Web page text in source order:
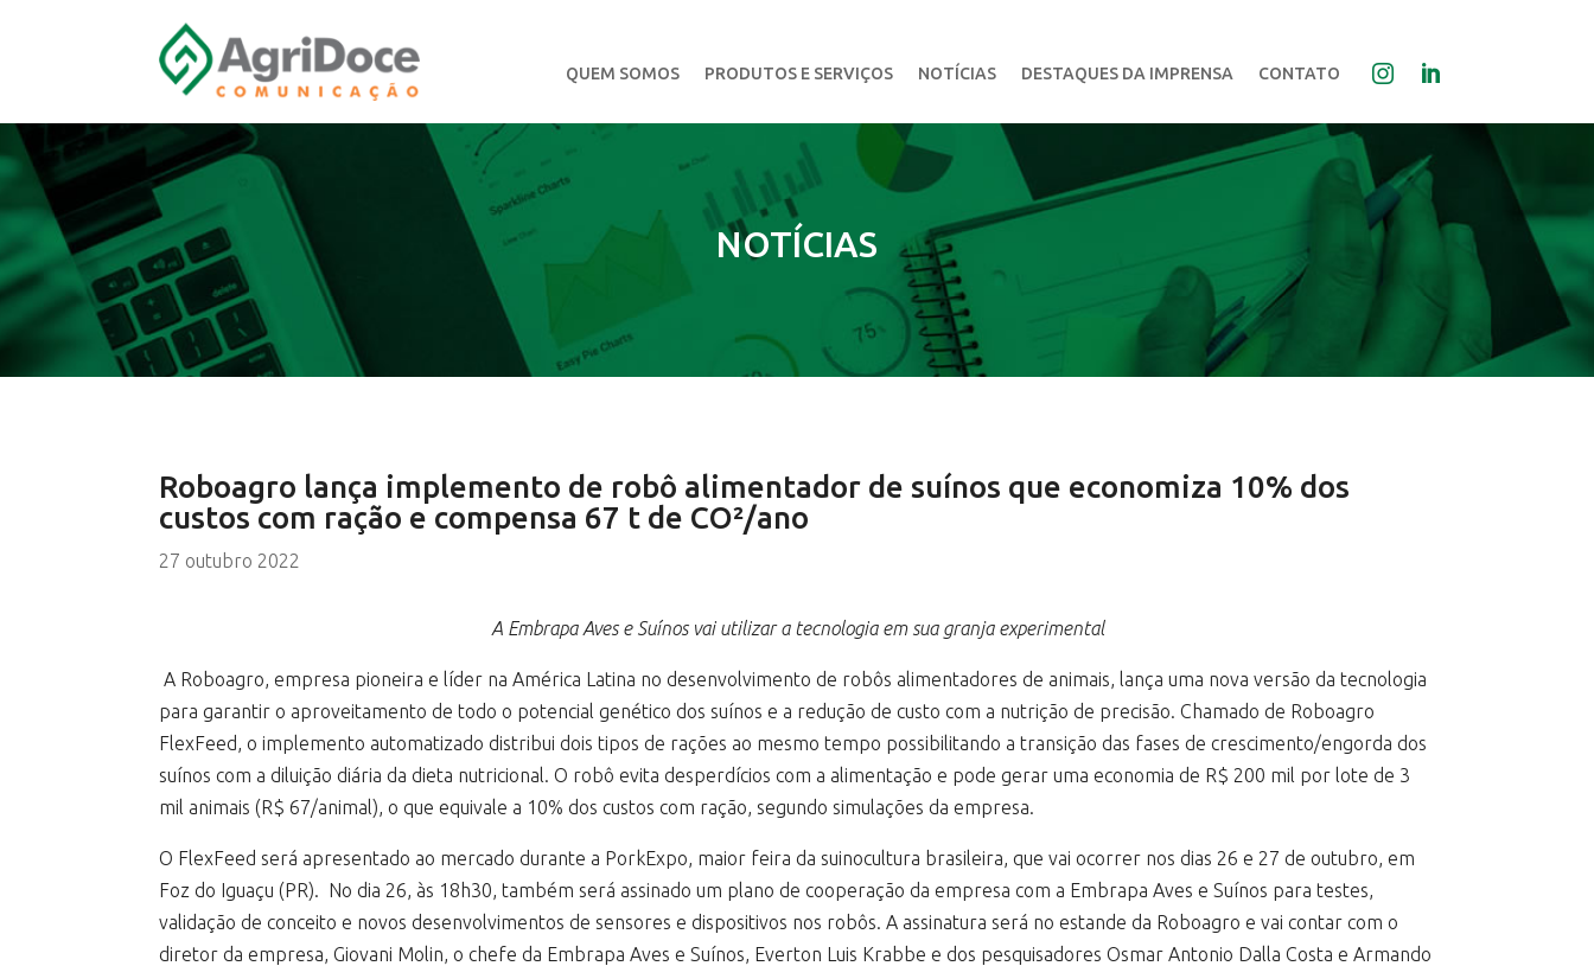
QUEM SOMOS PRODUTOS E SERVIÇOS NOTÍCIAS DESTAQUES DA IMPRENSA CONTATO
NOTÍCIAS
Roboagro lança implemento de robô alimentador de suínos que economiza 10% dos
custos com ração e compensa 67 t de CO²/ano
27 outubro 2022
A Embrapa Aves e Suínos vai utilizar a tecnologia em sua granja experimental
A Roboagro, empresa pioneira e líder na América Latina no desenvolvimento de robôs alimentadores de animais, lança uma nova versão da tecnologia
para garantir o aproveitamento de todo o potencial genético dos suínos e a redução de custo com a nutrição de precisão. Chamado de Roboagro
FlexFeed, o implemento automatizado distribui dois tipos de rações ao mesmo tempo possibilitando a transição das fases de crescimento/engorda dos
suínos com a diluição diária da dieta nutricional. O robô evita desperdícios com a alimentação e pode gerar uma economia de R$ 200 mil por lote de 3
mil animais (R$ 67/animal), o que equivale a 10% dos custos com ração, segundo simulações da empresa.
O FlexFeed será apresentado ao mercado durante a PorkExpo, maior feira da suinocultura brasileira, que vai ocorrer nos dias 26 e 27 de outubro, em
Foz do Iguaçu (PR). No dia 26, às 18h30, também será assinado um plano de cooperação da empresa com a Embrapa Aves e Suínos para testes,
validação de conceito e novos desenvolvimentos de sensores e dispositivos nos robôs. A assinatura será no estande da Roboagro e vai contar com o
diretor da empresa, Giovani Molin, o chefe da Embrapa Aves e Suínos, Everton Luis Krabbe e dos pesquisadores Osmar Antonio Dalla Costa e Armando